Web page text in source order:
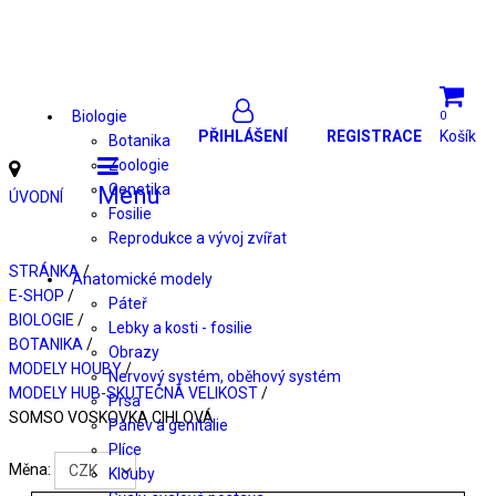
0
Košík
PŘIHLÁŠENÍ REGISTRACE
Biologie
Botanika
Zoologie
Genetika
Fosilie
Reprodukce a vývoj zvířat
Anatomické modely
Páteř
Lebky a kosti - fosilie
Obrazy
Nervový systém, oběhový systém
Prsa
Pánev a genitálie
Plíce
Klouby
Menu
ÚVODNÍ
STRÁNKA/
E-SHOP /
BIOLOGIE /
BOTANIKA /
MODELY HOUBY/
MODELY HUB-SKUTEČNÁ VELIKOST/
SOMSO VOSKOVKA CIHLOVÁ
Měna: